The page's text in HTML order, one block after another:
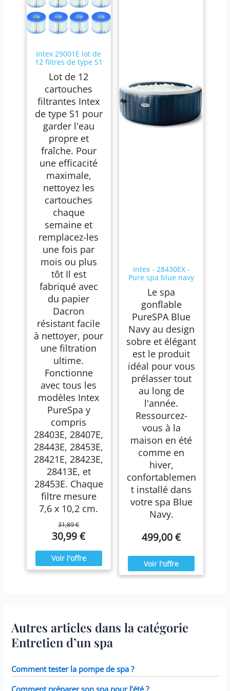
Intex 29001E lot de
12 filtres de type S1
Lot de 12
cartouches
filtrantes Intex
de type S1 pour
garder l'eau
propre et
fraîche. Pour
une efficacité
maximale,
nettoyez les
cartouches
chaque
semaine et
remplacez-les
une fois par
mois ou plus
tôt Il est
fabriqué avec
du papier
Dacron
résistant facile
à nettoyer, pour
une filtration
ultime.
Fonctionne
avec tous les
modèles Intex
PureSpa y
compris
28403E, 28407E,
28443E, 28453E,
28421E, 28423E,
28413E, et
28453E. Chaque
filtre mesure
7,6 x 10,2 cm.
31,89 €
30,99 €
Intex - 28430EX -
Pure spa blue navy
Le spa
gonflable
PureSPA Blue
Navy au design
sobre et élégant
est le produit
idéal pour vous
prélasser tout
au long de
l'année.
Ressourcez-
vous à la
maison en été
comme en
hiver,
confortablemen
t installé dans
votre spa Blue
Navy.
499,00 €
Autres articles dans la catégorie
Entretien d’un spa
Comment tester la pompe de spa ?
Comment préparer son spa pour l’été ?